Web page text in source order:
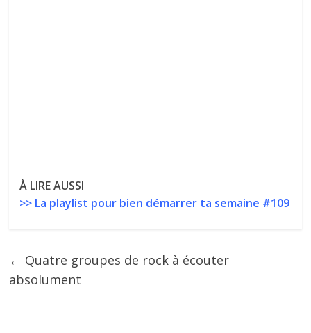
À LIRE AUSSI
>> La playlist pour bien démarrer ta semaine #109
← Quatre groupes de rock à écouter
absolument